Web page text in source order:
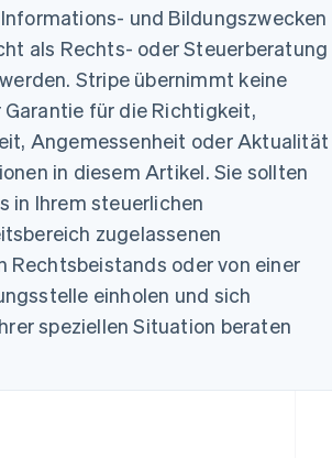
und Bildungszwecken
als Rechts- oder Steuerberatung
Stripe übernimmt keine
Garantie für die Richtigkeit,
Angemessenheit oder Aktualität
in diesem Artikel. Sie sollten
in Ihrem steuerlichen
zugelassenen
Rechtsbeistands oder von einer
einholen und sich
speziellen Situation beraten
DeutschEnglish